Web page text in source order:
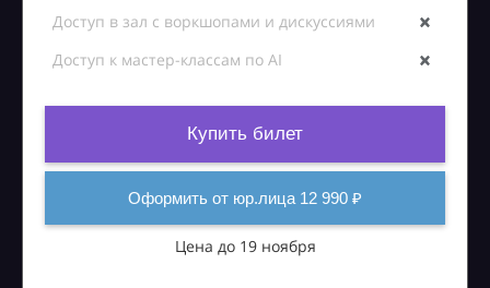
Доступ в зал с воркшопами и дискуссиями
Доступ к мастер-классам по AI
Купить билет
Оформить от юр.лица 12 990 ₽
Цена до 19 ноября